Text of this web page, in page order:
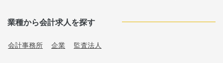
業種から会計求人を探す
会計事務所 企業 監査法人